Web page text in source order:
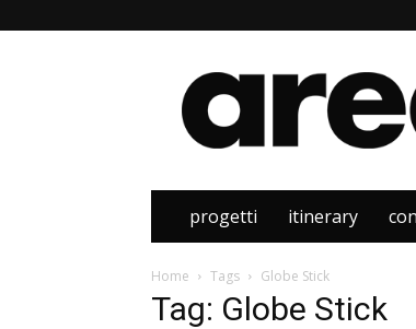
Area
progetti itinerary
Home Tags Globe Stick
Tag: Globe Stick